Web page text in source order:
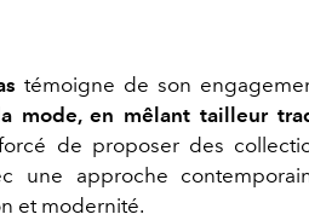
témoigne de son
mode, en mêlant tailleur
de proposer des
une approche
et modernité.